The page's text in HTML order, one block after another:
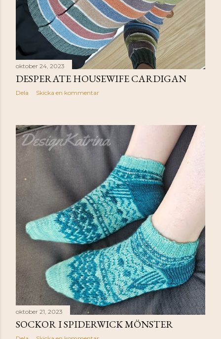
oktober 24, 2023
DESPERATE HOUSEWIFE CARDIGAN
Dela Skicka en kommentar
oktober 21, 2023
SOCKOR I SPIDERWICK MÖNSTER